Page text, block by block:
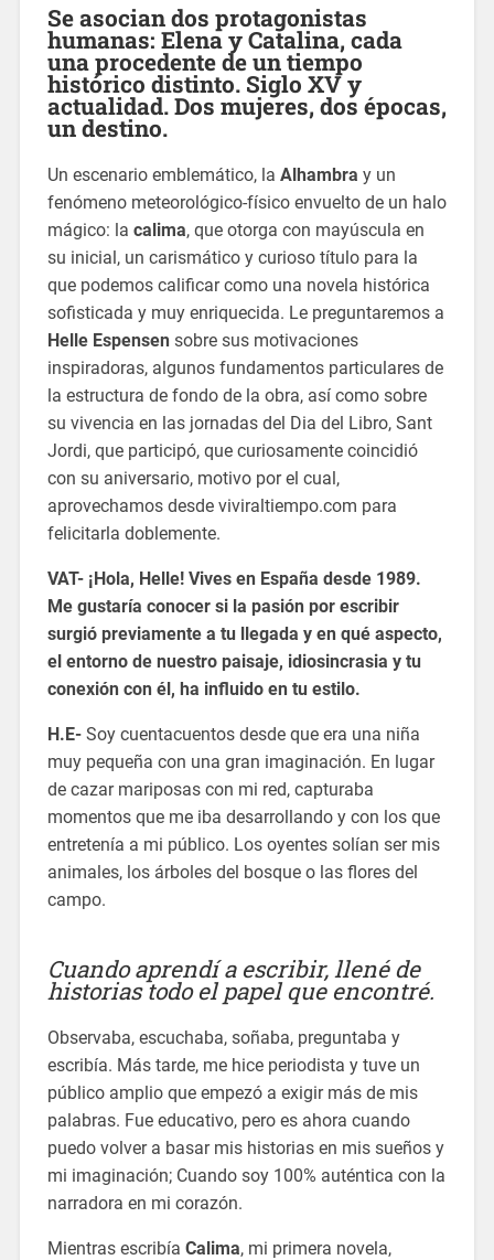
Se asocian dos protagonistas
humanas: Elena y Catalina, cada
una procedente de un tiempo
histórico distinto. Siglo XV y
actualidad. Dos mujeres, dos épocas,
un destino.
Un escenario emblemático, la Alhambra y un
fenómeno meteorológico-físico envuelto de un halo
mágico: la calima, que otorga con mayúscula en
su inicial, un carismático y curioso título para la
que podemos calificar como una novela histórica
sofisticada y muy enriquecida. Le preguntaremos a
Helle Espensensobre sus motivaciones
inspiradoras, algunos fundamentos particulares de
la estructura de fondo de la obra, así como sobre
su vivencia en las jornadas del Dia del Libro, Sant
Jordi, que participó, que curiosamente coincidió
con su aniversario, motivo por el cual,
aprovechamos desde viviraltiempo.com para
felicitarla doblemente.
VAT- ¡Hola, Helle! Vives en España desde 1989.
Me gustaría conocer si la pasión por escribir
surgió previamente a tu llegada y en qué aspecto,
el entorno de nuestro paisaje, idiosincrasia y tu
conexión con él, ha influido en tu estilo.
H.E-Soy cuentacuentos desde que era una niña
muy pequeña con una gran imaginación. En lugar
de cazar mariposas con mi red, capturaba
momentos que me iba desarrollando y con los que
entretenía a mi público. Los oyentes solían ser mis
animales, los árboles del bosque o las flores del
campo.
Cuando aprendí a escribir, llené de
historias todo el papel que encontré.
Observaba, escuchaba, soñaba, preguntaba y
escribía. Más tarde, me hice periodista y tuve un
público amplio que empezó a exigir más de mis
palabras. Fue educativo, pero es ahora cuando
puedo volver a basar mis historias en mis sueños y
mi imaginación; Cuando soy 100% auténtica con la
narradora en mi corazón.
Mientras escribía Calima, mi primera novela,